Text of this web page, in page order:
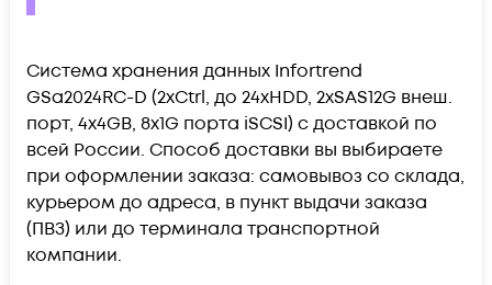
Система хранения данных Infortrend
GSa2024RC-D (2xCtrl, до 24xHDD, 2xSAS12G внеш.
порт, 4x4GB, 8x1G порта iSCSI) c доставкой по
всей России. Способ доставки вы выбираете
при оформлении заказа: самовывоз со склада,
курьером до адреса, в пункт выдачи заказа
(ПВЗ) или до терминала транспортной
компании.